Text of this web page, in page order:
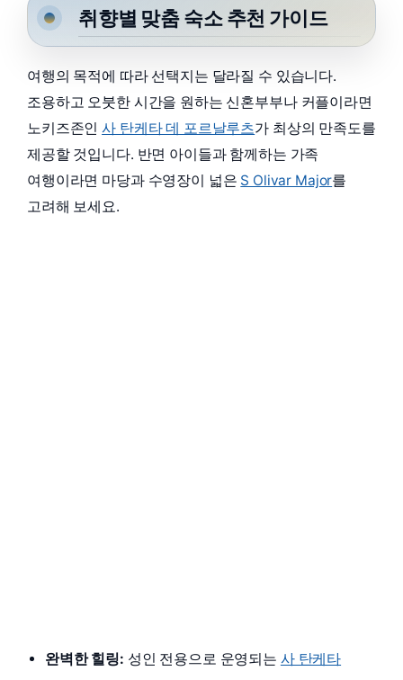
취향별 맞춤 숙소 추천 가이드
여행의 목적에 따라 선택지는 달라질 수 있습니다.
조용하고 오붓한 시간을 원하는 신혼부부나 커플이라면
노키즈존인사 탄케타 데 포르날루츠가 최상의 만족도를
제공할 것입니다. 반면 아이들과 함께하는 가족
여행이라면 마당과 수영장이 넓은 S Olivar Major를
고려해 보세요.
완벽한 힐링: 성인 전용으로 운영되는 사 탄케타